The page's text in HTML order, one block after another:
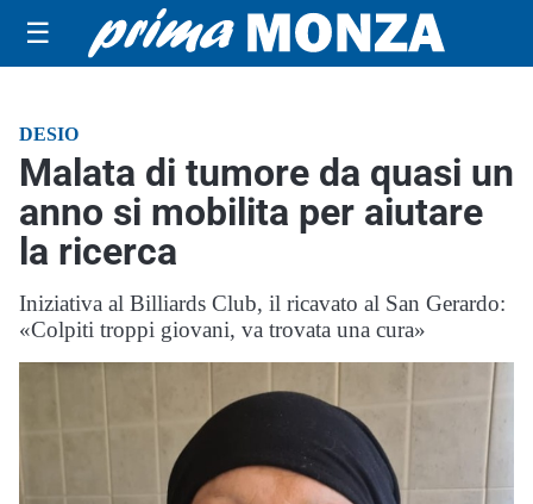
☰
DESIO
Malata di tumore da quasi un
anno si mobilita per aiutare
la ricerca
Iniziativa al Billiards Club, il ricavato al San Gerardo:
«Colpiti troppi giovani, va trovata una cura»